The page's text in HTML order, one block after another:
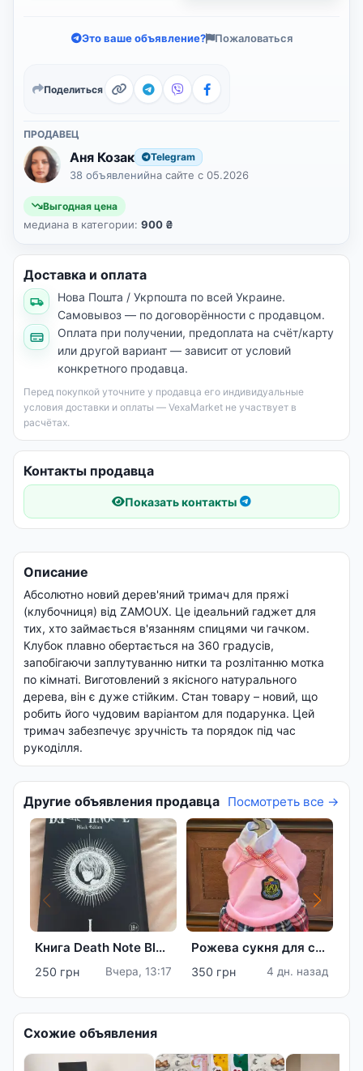
Выгодная цена
медиана в категории: 900 ₴
Это ваше объявление? Пожаловаться
Поделиться
ПРОДАВЕЦ
Аня Козак Telegram
38 объявленийна сайте с 05.2026
Доставка и оплата
Нова Пошта / Укрпошта по всей Украине.
Самовывоз — по договорённости с продавцом.
Оплата при получении, предоплата на счёт/карту
или другой вариант — зависит от условий
конкретного продавца.
Перед покупкой уточните у продавца его индивидуальные
условия доставки и оплаты — VexaMarket не участвует в
расчётах.
Контакты продавца
Показать контакты
Описание
Абсолютно новий дерев'яний тримач для пряжі
(клубочниця) від ZAMOUX. Це ідеальний гаджет для
тих, хто займається в'язанням спицями чи гачком.
Клубок плавно обертається на 360 градусів,
запобігаючи заплутуванню нитки та розлітанню мотка
по кімнаті. Виготовлений з якісного натурального
дерева, він є дуже стійким. Стан товару – новий, що
робить його чудовим варіантом для подарунка. Цей
тримач забезпечує зручність та порядок під час
рукоділля.
Другие объявления продавца Посмотреть все →
Книга Death Note Black Edition Том 1-2
250 грн Вчера, 13:17
Рожева сукня для собаки в клітинку, розмір XS
350 грн 4 дн. назад
Схожие объявления